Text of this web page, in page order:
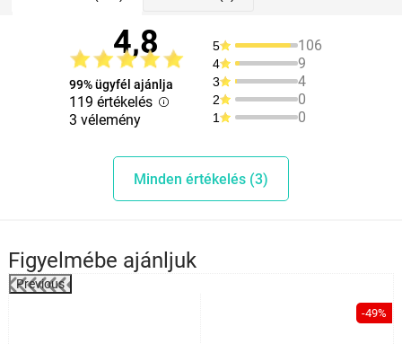
4,8
99% ügyfél ajánlja
119 értékelés
3 vélemény
5 106
4 9
3 4
2 0
1 0
Minden értékelés (3)
Figyelmébe ajánljuk
Previous
-49%